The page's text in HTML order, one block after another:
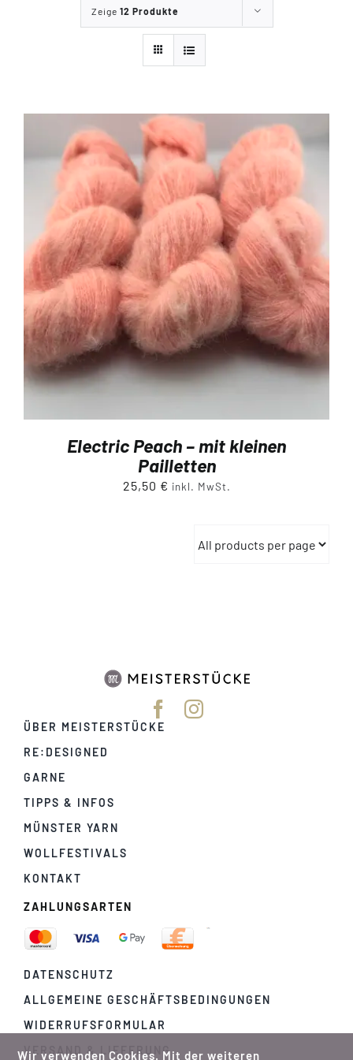
Wollfestivals
Kontakt
Zeige 12 Produkte
Electric Peach – mit kleinen
Pailletten
25,50 € inkl. MwSt.
ÜBER MEISTERSTÜCKE
RE:DESIGNED
GARNE
TIPPS & INFOS
MÜNSTER YARN
WOLLFESTIVALS
KONTAKT
ZAHLUNGSARTEN
DATENSCHUTZ
ALLGEMEINE GESCHÄFTSBEDINGUNGEN
WIDERRUFSFORMULAR
VERSAND & LIEFERUNG
Wir verwenden Cookies. Mit der weiteren